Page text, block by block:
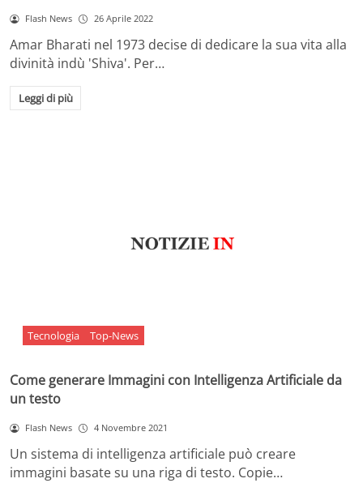
Flash News 26 Aprile 2022
Amar Bharati nel 1973 decise di dedicare la sua vita alla
divinità indù 'Shiva'. Per…
Leggi di più
Tecnologia Top-News
Come generare Immagini con Intelligenza Artificiale da
un testo
Flash News 4 Novembre 2021
Un sistema di intelligenza artificiale può creare
immagini basate su una riga di testo. Copie…